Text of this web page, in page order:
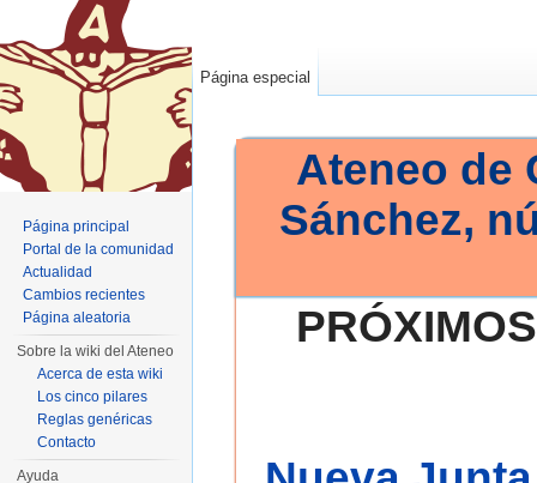
Ateneo de
Sánchez,
Página especial
Página principal
Portal de la comunidad
Actualidad
Cambios recientes
Página aleatoria
Sobre la wiki del Ateneo
Acerca de esta wiki
Los cinco pilares
Reglas genéricas
Contacto
Ayuda